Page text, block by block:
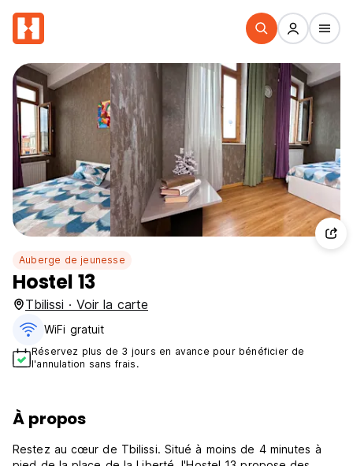
Auberge de jeunesse
Hostel 13
Tbilissi · Voir la carte
WiFi gratuit
Réservez plus de 3 jours en avance pour bénéficier de
l'annulation sans frais.
À propos
Restez au cœur de Tbilissi. Situé à moins de 4 minutes à